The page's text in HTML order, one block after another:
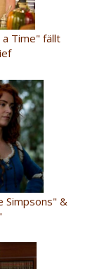
a Time" fällt
Simpsons" &